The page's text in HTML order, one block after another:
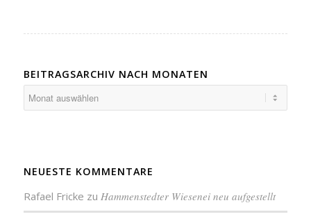
BEITRAGSARCHIV NACH MONATEN
NEUESTE KOMMENTARE
Rafael Fricke zu Hammenstedter Wiesenei neu aufgestellt